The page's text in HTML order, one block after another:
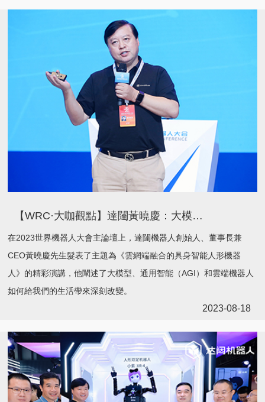
【WRC·大咖觀點】達闥黃曉慶：大模型、AGI和雲端機器人將徹底改變人類生活
在2023世界機器人大會主論壇上，達闥機器人創始人、董事長兼
CEO黃曉慶先生髮表了主題為《雲網端融合的具身智能人形機器
人》的精彩演講，他闡述了大模型、通用智能（AGI）和雲端機器人
如何給我們的生活帶來深刻改變。
2023-08-18